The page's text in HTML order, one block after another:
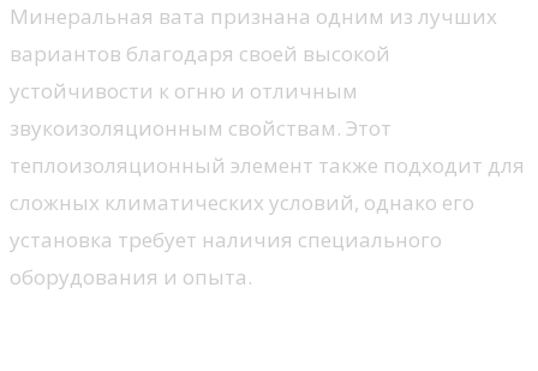
Минеральная вата признана одним из лучших
вариантов благодаря своей высокой
устойчивости к огню и отличным
звукоизоляционным свойствам. Этот
теплоизоляционный элемент также подходит для
сложных климатических условий, однако его
установка требует наличия специального
оборудования и опыта.